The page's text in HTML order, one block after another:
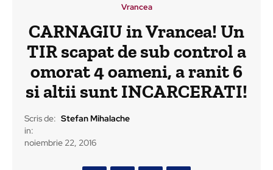
Vrancea
CARNAGIU in Vrancea! Un
TIR scapat de sub control a
omorat 4 oameni, a ranit 6
si altii sunt INCARCERATI!
Scris de: Stefan Mihalache
in:
noiembrie 22, 2016